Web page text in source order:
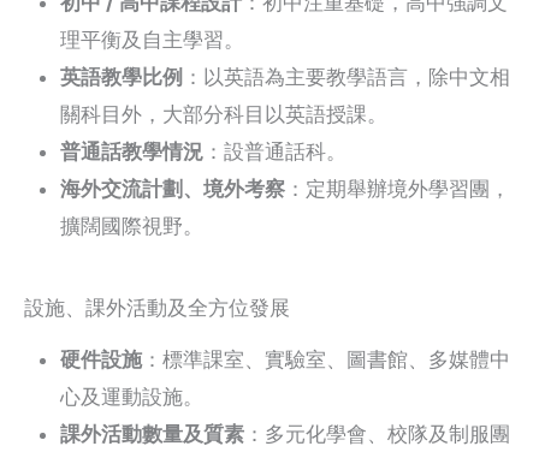
理平衡及自主學習。
英語教學比例 ：以英語為主要教學語言，除中文相
關科目外，大部分科目以英語授課。
普通話教學情況 ：設普通話科。
海外交流計劃、境外考察 ：定期舉辦境外學習團，
擴闊國際視野。
設施、課外活動及全方位發展
硬件設施：標準課室、實驗室、圖書館、多媒體中
心及運動設施。
課外活動數量及質素 ：多元化學會、校隊及制服團